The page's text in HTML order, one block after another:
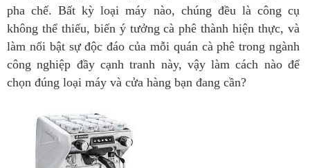
pha chế. Bất kỳ loại máy nào, chúng đều là công cụ
không thể thiếu, biến ý tưởng cà phê thành hiện thực, và
làm nổi bật sự độc đáo của mỗi quán cà phê trong ngành
công nghiệp đầy cạnh tranh này, vậy làm cách nào để
chọn đúng loại máy và cửa hàng bạn đang cần?